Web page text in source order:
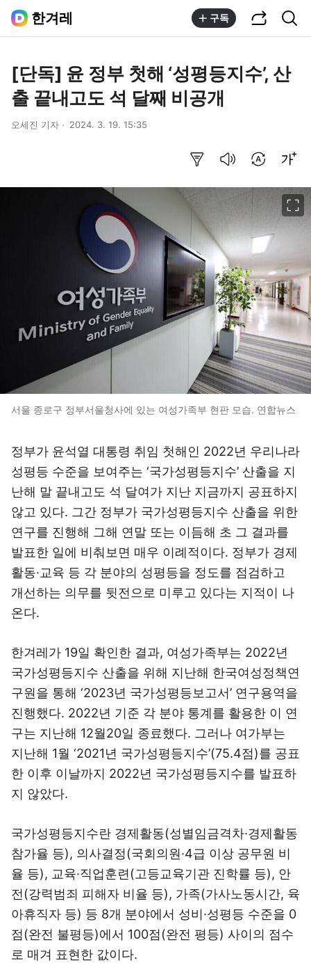
한겨레 구독
[단독] 윤 정부 첫해 ‘성평등지수’, 산
출 끝내고도 석 달째 비공개
오세진 기자 2024. 3. 19. 15:35
서울 종로구 정부서울청사에 있는 여성가족부 현판 모습. 연합뉴스
정부가 윤석열 대통령 취임 첫해인 2022년 우리나라
성평등 수준을 보여주는 ‘국가성평등지수’ 산출을 지
난해 말 끝내고도 석 달여가 지난 지금까지 공표하지
않고 있다. 그간 정부가 국가성평등지수 산출을 위한
연구를 진행해 그해 연말 또는 이듬해 초 그 결과를
발표한 일에 비춰보면 매우 이례적이다. 정부가 경제
활동·교육 등 각 분야의 성평등을 정도를 점검하고
개선하는 의무를 뒷전으로 미루고 있다는 지적이 나
온다.
한겨레가 19일 확인한 결과, 여성가족부는 2022년
국가성평등지수 산출을 위해 지난해 한국여성정책연
구원을 통해 ‘2023년 국가성평등보고서’ 연구용역을
진행했다. 2022년 기준 각 분야 통계를 활용한 이 연
구는 지난해 12월20일 종료했다. 그러나 여가부는
지난해 1월 ‘2021년 국가성평등지수’(75.4점)를 공표
한 이후 이날까지 2022년 국가성평등지수를 발표하
지 않았다.
국가성평등지수란 경제활동(성별임금격차·경제활동
참가율 등), 의사결정(국회의원·4급 이상 공무원 비
율 등), 교육·직업훈련(고등교육기관 진학률 등), 안
전(강력범죄 피해자 비율 등), 가족(가사노동시간, 육
아휴직자 등) 등 8개 분야에서 성비·성평등 수준을 0
점(완전 불평등)에서 100점(완전 평등) 사이의 점수
로 매겨 표현한 값이다.